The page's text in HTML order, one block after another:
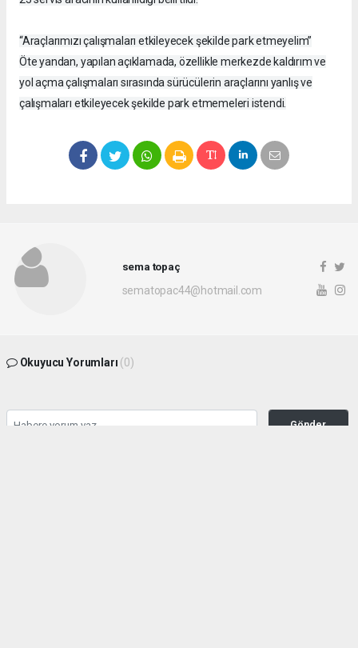
“Araçlarımızı çalışmaları etkileyecek şekilde park etmeyelim”
Öte yandan, yapılan açıklamada, özellikle merkezde kaldırım ve
yol açma çalışmaları sırasında sürücülerin araçlarını yanlış ve
çalışmaları etkileyecek şekilde park etmemeleri istendi.
sema topaç
sematopac44@hotmail.com
Okuyucu Yorumları (0)
Gönder